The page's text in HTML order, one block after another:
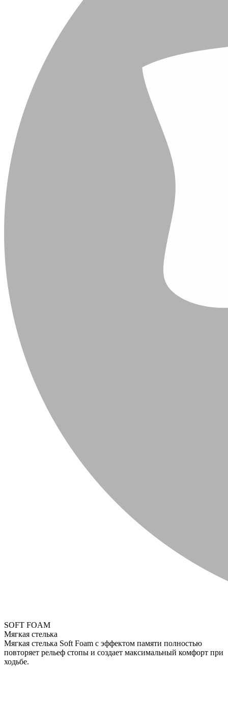
SOFT FOAM
Мягкая стелька
Мягкая стелька Soft Foam с эффектом памяти полностью
повторяет рельеф стопы и создает максимальный комфорт при
ходьбе.